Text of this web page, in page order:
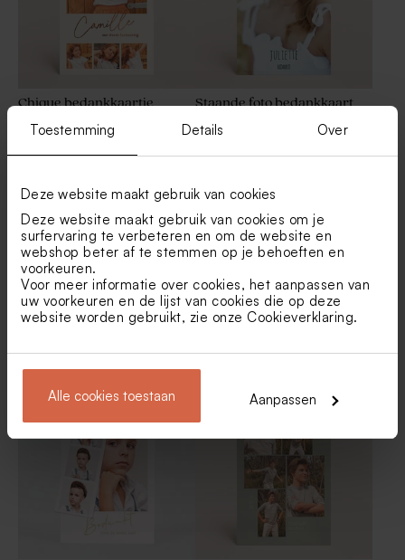
Toestemming Details Over
Deze website maakt gebruik van cookies
Deze website maakt gebruik van cookies om je
surfervaring te verbeteren en om de website en
webshop beter af te stemmen op je behoeften en
voorkeuren.
Voor meer informatie over cookies, het aanpassen van
uw voorkeuren en de lijst van cookies die op deze
website worden gebruikt, zie onze Cookieverklaring.
Alle cookies toestaan Aanpassen
en naam (3 cm)
Magneet groot met eigen fotoMini keramieken
communie bedanking
Chique bedankkaartje
en koperfolie
Staande foto bedankkaart
met foto's op gerecycleerd
papier